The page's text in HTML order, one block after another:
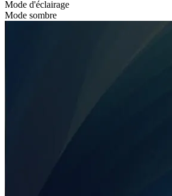
Mode d'éclairage
Mode sombre